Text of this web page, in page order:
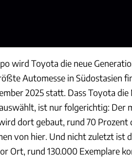
wird Toyota die neue
Automesse in Südostasien
2025 statt. Dass Toyota
ist nur folgerichtig: Der
dort gebaut, rund 70
von hier. Und nicht zuletzt ist
Ort, rund 130.000 Exemplare